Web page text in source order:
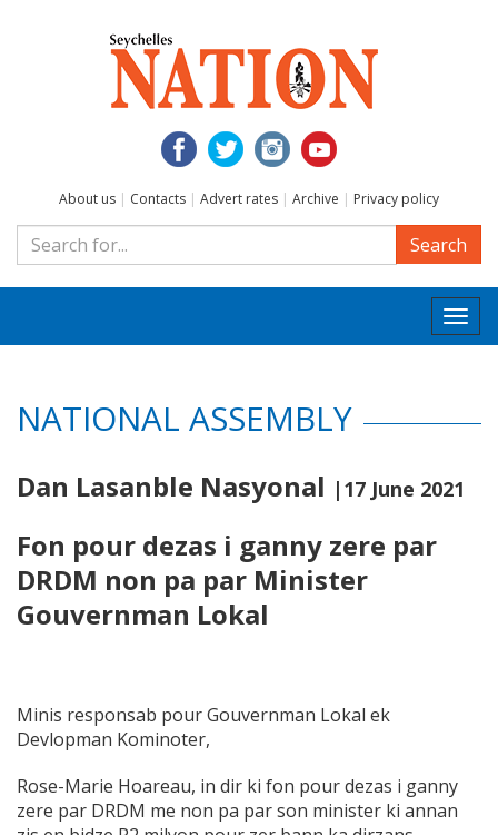
About us | Contacts | Advert rates | Archive | Privacy policy
Search
NATIONAL ASSEMBLY
Dan Lasanble Nasyonal |17 June 2021
Fon pour dezas i ganny zere par
DRDM non pa par Minister
Gouvernman Lokal
Minis responsab pour Gouvernman Lokal ek
Devlopman Kominoter,
Rose-Marie Hoareau, in dir ki fon pour dezas i ganny
zere par DRDM me non pa par son minister ki annan